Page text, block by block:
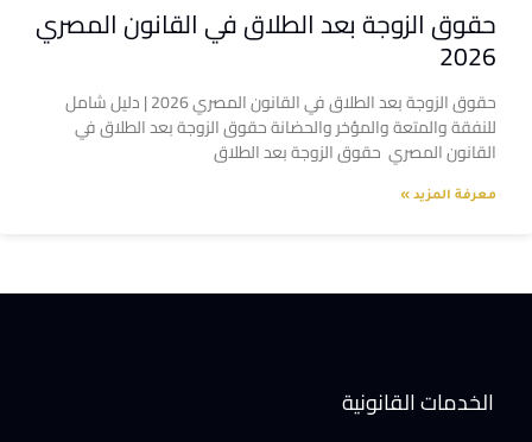
حقوق الزوجة بعد الطلاق في القانون المصري
2026
حقوق الزوجة بعد الطلاق في القانون المصري 2026 | دليل شامل
للنفقة والمتعة والمؤخر والحضانة حقوق الزوجة بعد الطلاق في
القانون المصري حقوق الزوجة بعد الطلاق
معرفة المزيد »
الخدمات القانونية